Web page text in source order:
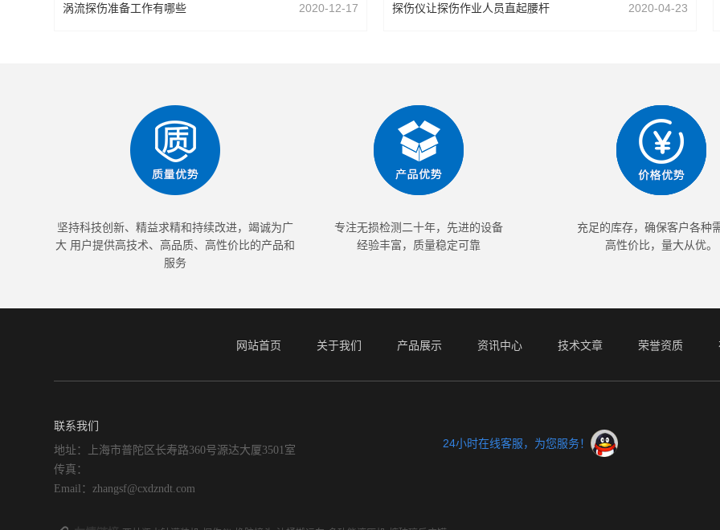
2020-12-17
涡流探伤准备工作有哪些 2020-04-23
探伤仪让探伤作业人员直起腰杆
坚持科技创新、精益求精和持续改进，竭诚为广
大 用户提供高技术、高品质、高性价比的产品和
服务
专注无损检测二十年，先进的设备
经验丰富，质量稳定可靠
充足的库存，确保客户各种
高性价比，量大从优。
网站首页 关于我们 产品展示 资讯中心 技术文章 荣誉资质
联系我们
地址：上海市普陀区长寿路360号源达大厦3501室
传真：
Email：zhangsf@cxdzndt.com
24小时在线客服，为您服务！